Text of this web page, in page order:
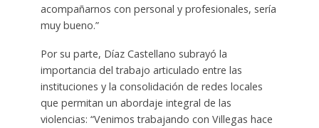
acompañarnos con personal y profesionales, sería
muy bueno.”
Por su parte, Díaz Castellano subrayó la
importancia del trabajo articulado entre las
instituciones y la consolidación de redes locales
que permitan un abordaje integral de las
violencias: “Venimos trabajando con Villegas hace